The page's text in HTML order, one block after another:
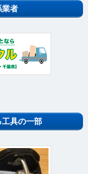
業者
具の一部